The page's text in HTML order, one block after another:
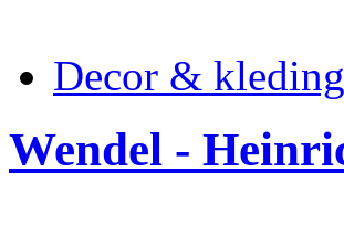
Decor &
Wendel -